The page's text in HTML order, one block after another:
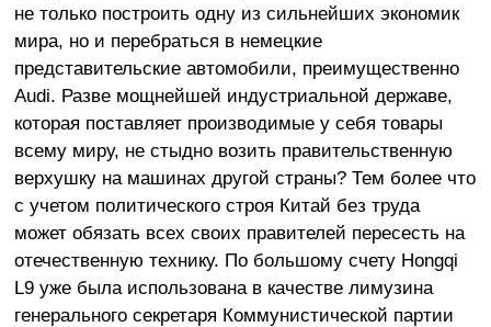
не только построить одну из сильнейших экономик
мира, но и перебраться в немецкие
представительские автомобили, преимущественно
Audi. Разве мощнейшей индустриальной державе,
которая поставляет производимые у себя товары
всему миру, не стыдно возить правительственную
верхушку на машинах другой страны? Тем более что
с учетом политического строя Китай без труда
может обязать всех своих правителей пересесть на
отечественную технику. По большому счету Hongqi
L9 уже была использована в качестве лимузина
генерального секретаря Коммунистической партии